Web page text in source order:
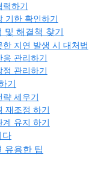
력하기
기한 확인하기
및 해결책 찾기
한 지연 발생 시 대처법
관리하기
관리하기
기
세우기
재조정 하기
유지 하기
다
유용한 팁